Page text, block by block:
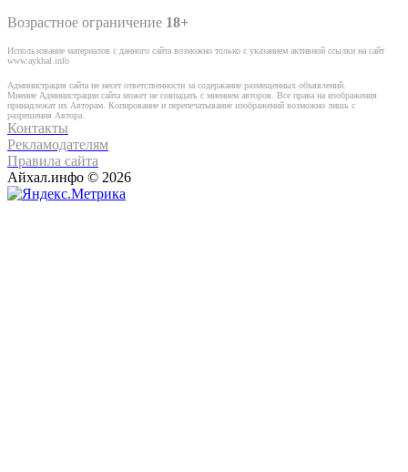
Возрастное ограничение 18+
Использование материалов с данного сайта возможно только с указанием активной ссылки на сайт
www.aykhal.info
Администрация сайта не несет ответственности за содержание размещенных объявлений.
Мнение Администрации сайта может не совпадать с мнением авторов. Все права на изображения
принадлежат их Авторам. Копирование и перепечатывание изображений возможно лишь с
разрешения Автора.
Контакты
Рекламодателям
Правила сайта
Айхал.инфо © 2026